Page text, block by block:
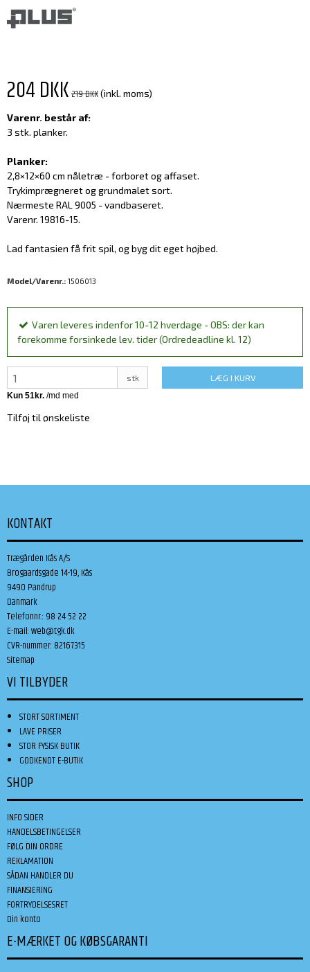
204 DKK219 DKK(inkl. moms)
Varenr. består af:
3 stk. planker.
Planker:
2,8×12×60 cm nåletræ - forboret og affaset.
Trykimprægneret og grundmalet sort.
Nærmeste RAL 9005 - vandbaseret.
Varenr. 19816-15.
Lad fantasien få frit spil, og byg dit eget højbed.
Model/Varenr.: 1506013
Varen leveres indenfor 10-12 hverdage - OBS: der kan
forekomme forsinkede lev. tider (Ordredeadline kl. 12)
stk LÆG I KURV
Tilføj til ønskeliste
KONTAKT
Trægården Kås A/S
Brogaardsgade 14-19, Kås
9490 Pandrup
Danmark
Telefonnr.: 98 24 52 22
E-mail:web@tgk.dk
CVR-nummer: 82167315
Sitemap
VI TILBYDER
STORT SORTIMENT
LAVE PRISER
STOR FYSISK BUTIK
GODKENDT E-BUTIK
SHOP
INFO SIDER
HANDELSBETINGELSER
FØLG DIN ORDRE
REKLAMATION
SÅDAN HANDLER DU
FINANSIERING
FORTRYDELSESRET
Din konto
E-MÆRKET OG KØBSGARANTI